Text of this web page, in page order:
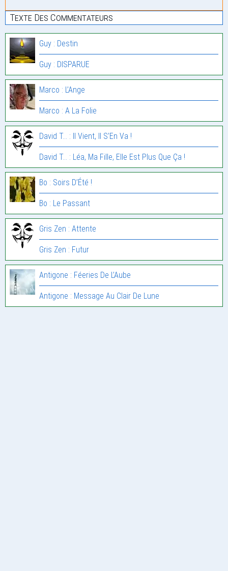
Texte Des Commentateurs
Guy : Destin
Guy : DISPARUE
Marco : L’Ange
Marco : A La Folie
David T... : Il Vient, Il S’En Va !
David T... : Léa, Ma Fille, Elle Est Plus Que Ça !
Bo : Soirs D’Été !
Bo : Le Passant
Gris Zen : Attente
Gris Zen : Futur
Antigone : Féeries De L’Aube
Antigone : Message Au Clair De Lune